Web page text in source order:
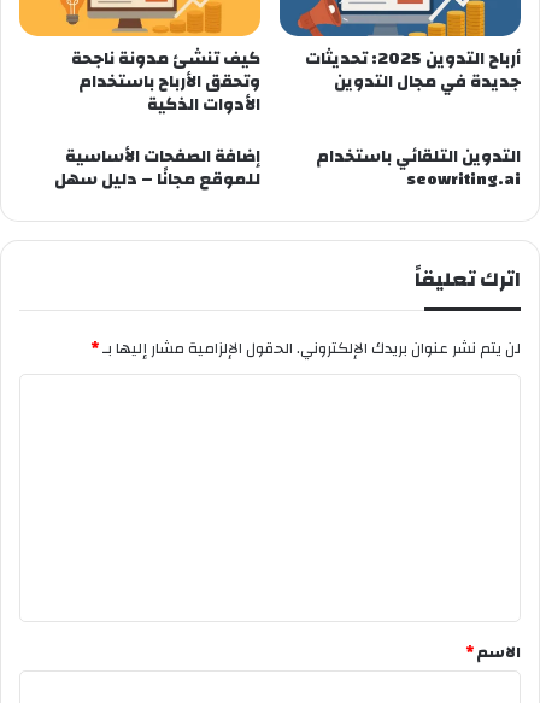
أرباح التدوين 2025: تحديثات
جديدة في مجال التدوين
كيف تنشئ مدونة ناجحة
وتحقق الأرباح باستخدام
الأدوات الذكية
التدوين التلقائي باستخدام
seowriting.ai
إضافة الصفحات الأساسية
للموقع مجانًا – دليل سهل
اترك تعليقاً
لن يتم نشر عنوان بريدك الإلكتروني.الحقول الإلزامية مشار إليها بـ*
*
الاسم*